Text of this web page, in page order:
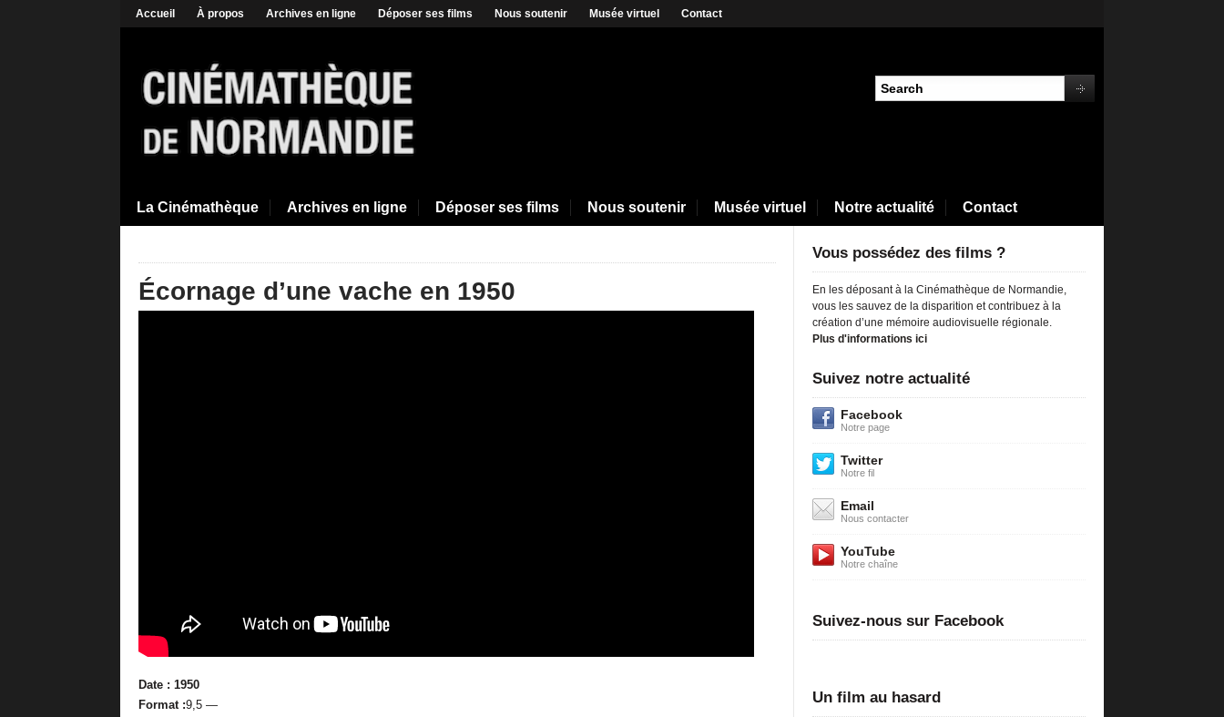
Accueil À propos Archives en ligne Déposer ses films Nous soutenir Musée virtuel Contact
La Cinémathèque Archives en ligne Déposer ses films Nous soutenir Musée virtuel Notre actualité Contact
Écornage d’une vache en 1950
Date : 1950
Format :9,5 —
Vous possédez des films ?
En les déposant à la Cinémathèque de Normandie,
vous les sauvez de la disparition et contribuez à la
création d’une mémoire audiovisuelle régionale.
Plus d'informations ici
Suivez notre actualité
Facebook
Notre page
Twitter
Notre fil
Email
Nous contacter
YouTube
Notre chaîne
Suivez-nous sur Facebook
Un film au hasard